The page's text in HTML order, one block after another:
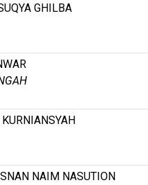
GHILBA
NAIM NASUTION